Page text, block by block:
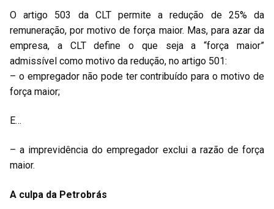
O artigo 503 da CLT permite a redução de 25% da
remuneração, por motivo de força maior. Mas, para azar da
empresa, a CLT define o que seja a “força maior”
admissível como motivo da redução, no artigo 501:
– o empregador não pode ter contribuído para o motivo de
força maior;
E…
– a imprevidência do empregador exclui a razão de força
maior.
A culpa da Petrobrás